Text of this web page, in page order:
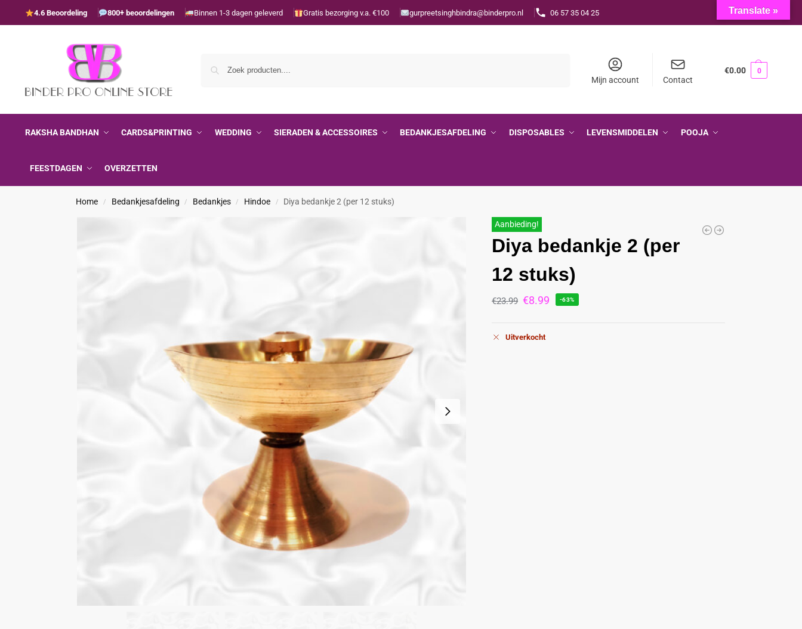
4.6 Beoordeling 800+ beoordelingen Binnen 1-3 dagen geleverd Gratis bezorging v.a. €100 gurpreetsinghbindra@binderpro.nl 06 57 35 04 25
Mijn account Contact
€0.00 0
RAKSHA BANDHAN CARDS&PRINTING WEDDING SIERADEN & ACCESSOIRES BEDANKJESAFDELING DISPOSABLES LEVENSMIDDELEN POOJA
FEESTDAGEN OVERZETTEN
Home / Bedankjesafdeling / Bedankjes / Hindoe / Diya bedankje 2 (per 12 stuks)
Aanbieding!
Diya bedankje 2 (per
12 stuks)
€23.99 €8.99 -63%
Uitverkocht
Translate »